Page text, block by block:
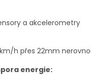
a akcelerometry
h přes 22mm
energie: